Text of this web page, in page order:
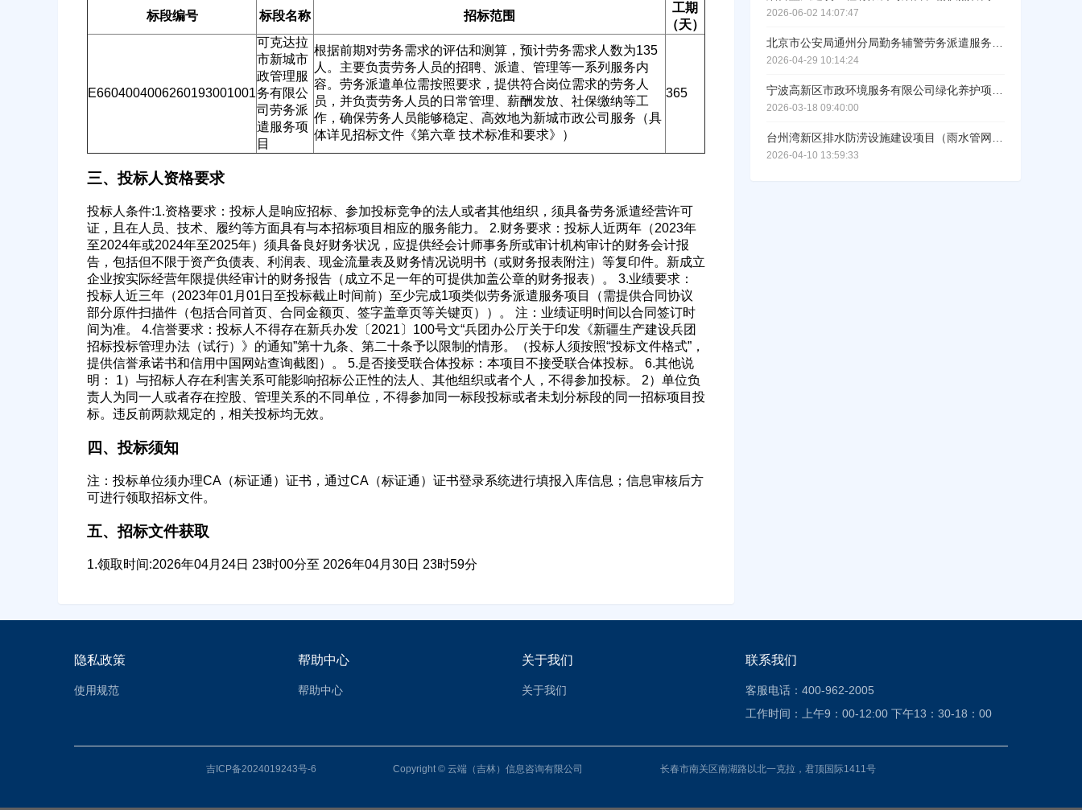
标段编号 标段名称 招标范围
工期
（天）
E6604004006260193001001
可克达拉
市新城市
政管理服
务有限公
司劳务派
遣服务项
目
根据前期对劳务需求的评估和测算，预计劳务需求人数为135
人。主要负责劳务人员的招聘、派遣、管理等一系列服务内
容。劳务派遣单位需按照要求，提供符合岗位需求的劳务人
员，并负责劳务人员的日常管理、薪酬发放、社保缴纳等工
作，确保劳务人员能够稳定、高效地为新城市政公司服务（具
体详见招标文件《第六章 技术标准和要求》）
365
三、投标人资格要求
投标人条件:1.资格要求：投标人是响应招标、参加投标竞争的法人或者其他组织，须具备劳务派遣经营许可
证，且在人员、技术、履约等方面具有与本招标项目相应的服务能力。 2.财务要求：投标人近两年（2023年
至2024年或2024年至2025年）须具备良好财务状况，应提供经会计师事务所或审计机构审计的财务会计报
告，包括但不限于资产负债表、利润表、现金流量表及财务情况说明书（或财务报表附注）等复印件。新成立
企业按实际经营年限提供经审计的财务报告（成立不足一年的可提供加盖公章的财务报表）。 3.业绩要求：
投标人近三年（2023年01月01日至投标截止时间前）至少完成1项类似劳务派遣服务项目（需提供合同协议
部分原件扫描件（包括合同首页、合同金额页、签字盖章页等关键页））。 注：业绩证明时间以合同签订时
间为准。 4.信誉要求：投标人不得存在新兵办发〔2021〕100号文“兵团办公厅关于印发《新疆生产建设兵团
招标投标管理办法（试行）》的通知”第十九条、第二十条予以限制的情形。（投标人须按照“投标文件格式”，
提供信誉承诺书和信用中国网站查询截图）。 5.是否接受联合体投标：本项目不接受联合体投标。 6.其他说
明： 1）与招标人存在利害关系可能影响招标公正性的法人、其他组织或者个人，不得参加投标。 2）单位负
责人为同一人或者存在控股、管理关系的不同单位，不得参加同一标段投标或者未划分标段的同一招标项目投
标。违反前两款规定的，相关投标均无效。
四、投标须知
注：投标单位须办理CA（标证通）证书，通过CA（标证通）证书登录系统进行填报入库信息；信息审核后方
可进行领取招标文件。
五、招标文件获取
1.领取时间:2026年04月24日 23时00分至 2026年04月30日 23时59分
2026-06-02 14:07:47
2026-04-29 10:14:24
2026-03-18 09:40:00
2026-04-10 13:59:33
隐私政策
使用规范
帮助中心
帮助中心
关于我们
关于我们
联系我们
客服电话：400-962-2005
工作时间：上午9：00-12:00 下午13：30-18：00
吉ICP备2024019243号-6 Copyright © 云端（吉林）信息咨询有限公司 长春市南关区南湖路以北一克拉，君顶国际1411号
公司名称
请选择省市
经办人 联系方式
立即入驻